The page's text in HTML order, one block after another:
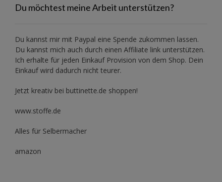
Du möchtest meine Arbeit unterstützen?
Du kannst mir mit Paypal eine Spende zukommen lassen.
Du kannst mich auch durch einen Affiliate link unterstützen.
Ich erhalte für jeden Einkauf Provision von dem Shop. Dein
Einkauf wird dadurch nicht teurer.
Jetzt kreativ bei buttinette.de shoppen!
www.stoffe.de
Alles für Selbermacher
amazon